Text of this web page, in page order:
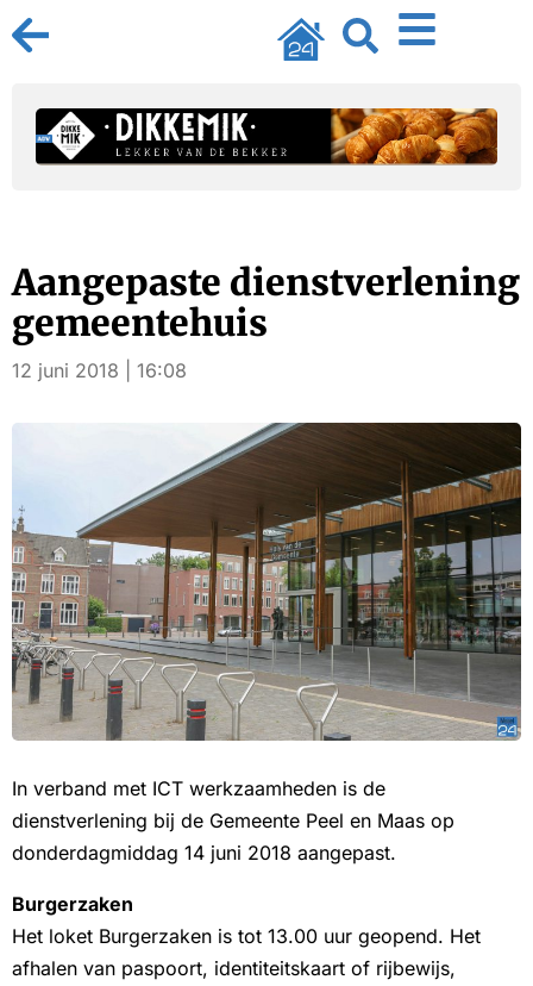
Aangepaste dienstverlening
gemeentehuis
12 juni 2018 | 16:08
In verband met ICT werkzaamheden is de
dienstverlening bij de Gemeente Peel en Maas op
donderdagmiddag 14 juni 2018 aangepast.
Burgerzaken
Het loket Burgerzaken is tot 13.00 uur geopend. Het
afhalen van paspoort, identiteitskaart of rijbewijs,